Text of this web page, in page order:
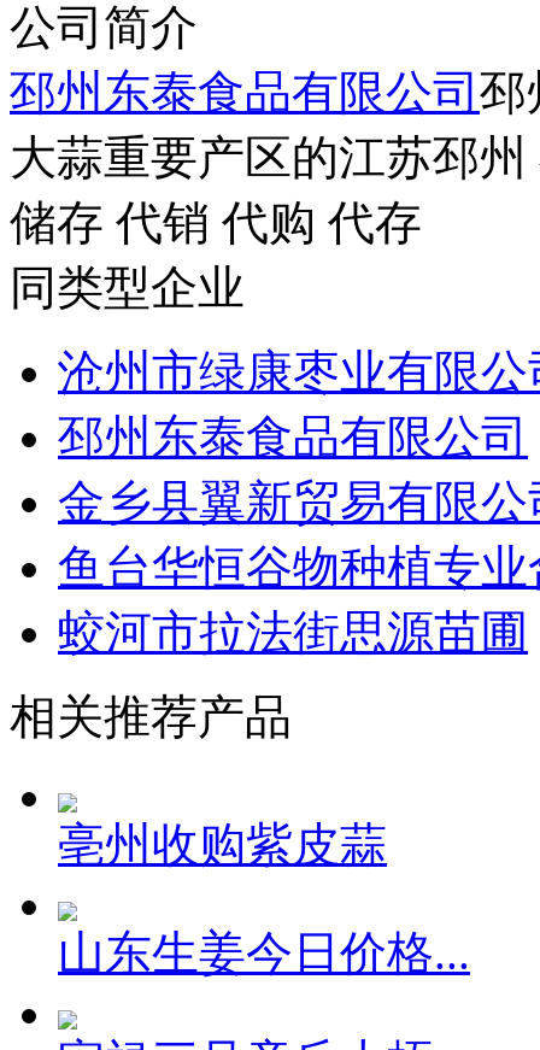
公司简介
邳州东泰食品有限公司 邳
大蒜重要产区的江苏邳
储存 代销 代购 代存
同类型企业
沧州市绿康枣业有限公
邳州东泰食品有限公司
金乡县翼新贸易有限公
鱼台华恒谷物种植专
蛟河市拉法街思源苗圃
相关推荐产品
亳州收购紫皮蒜
山东生姜今日价格...